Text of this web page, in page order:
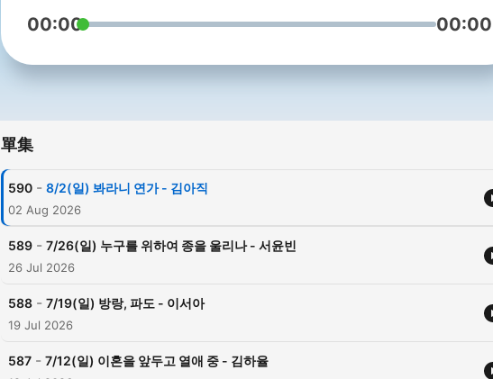
00:00 00:00
單集
590 - 8/2(일) 봐라니 연가 - 김아직
02 Aug 2026
589 - 7/26(일) 누구를 위하여 종을 울리나 - 서윤빈
26 Jul 2026
588 - 7/19(일) 방랑, 파도 - 이서아
19 Jul 2026
587 - 7/12(일) 이혼을 앞두고 열애 중 - 김하율